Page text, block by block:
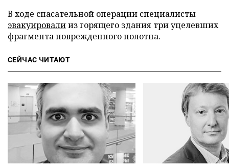
В ходе спасательной операции специалисты
эвакуировалииз горящего здания три уцелевших
фрагмента поврежденного полотна.
СЕЙЧАС ЧИТАЮТ